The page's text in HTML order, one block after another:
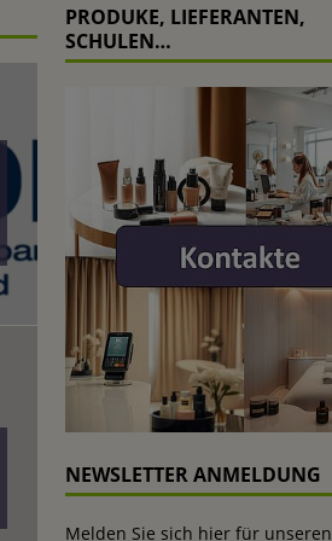
PRODUKE, LIEFERANTEN,
SCHULEN…
NEWSLETTER ANMELDUNG
Melden Sie sich hier für unseren